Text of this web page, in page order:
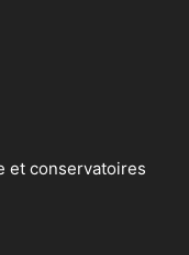
et conservatoires